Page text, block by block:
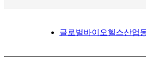
글로벌바이오헬스산업